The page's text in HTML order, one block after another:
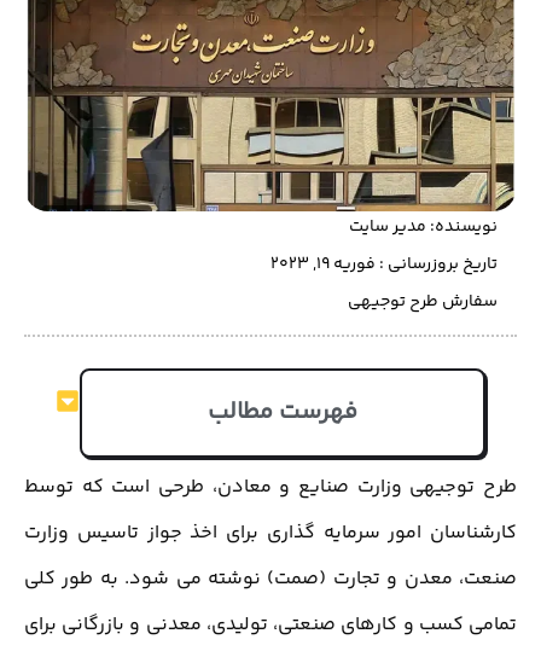
نویسنده: مدیر سایت
تاریخ بروزرسانی : فوریه 19, 2023
سفارش طرح توجیهی
فهرست مطالب
طرح توجیهی وزارت صنایع و معادن، طرحی است که توسط
کارشناسان امور سرمایه گذاری برای اخذ جواز تاسیس وزارت
صنعت، معدن و تجارت (صمت) نوشته می شود. به طور کلی
تمامی کسب و کارهای صنعتی، تولیدی، معدنی و بازرگانی برای